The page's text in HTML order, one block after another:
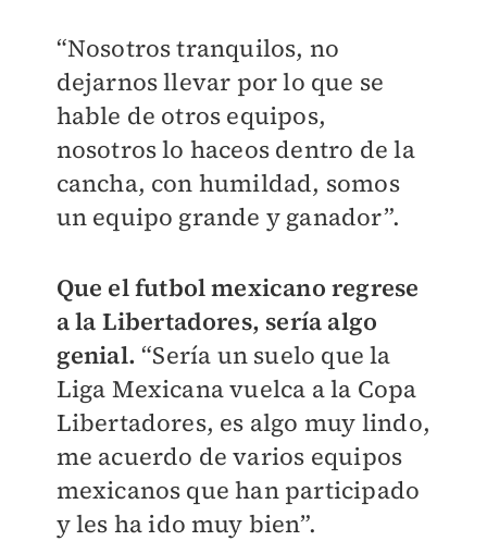
“Nosotros tranquilos, no
dejarnos llevar por lo que se
hable de otros equipos,
nosotros lo haceos dentro de la
cancha, con humildad, somos
un equipo grande y ganador”.
Que el futbol mexicano regrese
a la Libertadores, sería algo
genial. “Sería un suelo que la
Liga Mexicana vuelca a la Copa
Libertadores, es algo muy lindo,
me acuerdo de varios equipos
mexicanos que han participado
y les ha ido muy bien”.